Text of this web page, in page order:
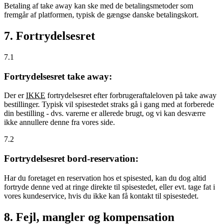
Betaling af take away kan ske med de betalingsmetoder som
fremgår af platformen, typisk de gængse danske betalingskort.
7. Fortrydelsesret
7.1
Fortrydelsesret take away:
Der erIKKE fortrydelsesret efter forbrugeraftaleloven på take away
bestillinger. Typisk vil spisestedet straks gå i gang med at forberede
din bestilling - dvs. varerne er allerede brugt, og vi kan desværre
ikke annullere denne fra vores side.
7.2
Fortrydelsesret bord-reservation:
Har du foretaget en reservation hos et spisested, kan du dog altid
fortryde denne ved at ringe direkte til spisestedet, eller evt. tage fat i
vores kundeservice, hvis du ikke kan få kontakt til spisestedet.
8. Fejl, mangler og kompensation